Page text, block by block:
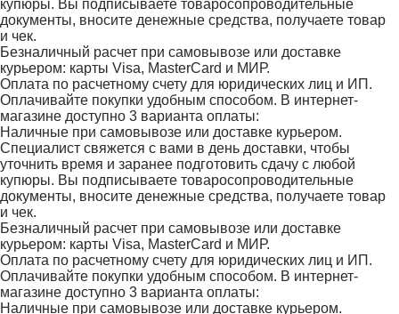
купюры. Вы подписываете товаросопроводительные
документы, вносите денежные средства, получаете товар
и чек.
Безналичный расчет при самовывозе или доставке
курьером: карты Visa, MasterCard и МИР.
Оплата по расчетному счету для юридических лиц и ИП.
Оплачивайте покупки удобным способом. В интернет-
магазине доступно 3 варианта оплаты:
Наличные при самовывозе или доставке курьером.
Специалист свяжется с вами в день доставки, чтобы
уточнить время и заранее подготовить сдачу с любой
купюры. Вы подписываете товаросопроводительные
документы, вносите денежные средства, получаете товар
и чек.
Безналичный расчет при самовывозе или доставке
курьером: карты Visa, MasterCard и МИР.
Оплата по расчетному счету для юридических лиц и ИП.
Оплачивайте покупки удобным способом. В интернет-
магазине доступно 3 варианта оплаты:
Наличные при самовывозе или доставке курьером.